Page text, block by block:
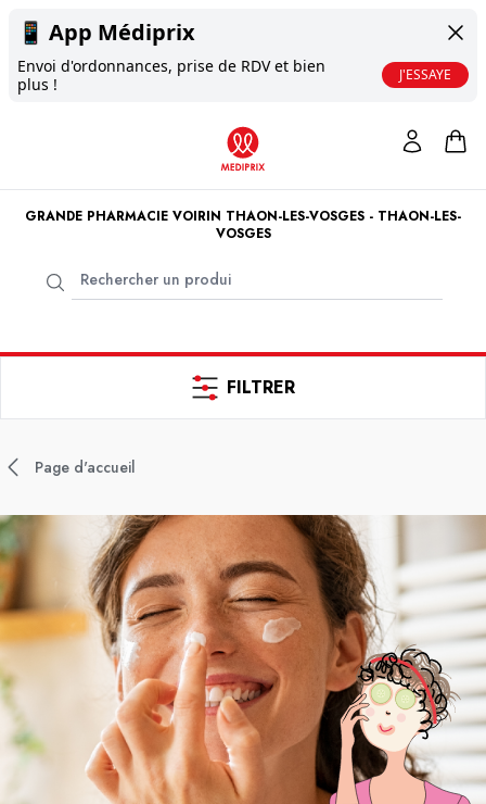
📱 App Médiprix
Envoi d'ordonnances, prise de RDV et bien
plus !
J'ESSAYE
GRANDE PHARMACIE VOIRIN THAON-LES-VOSGES - THAON-LES-
VOSGES
FILTRER
Page d'accueil